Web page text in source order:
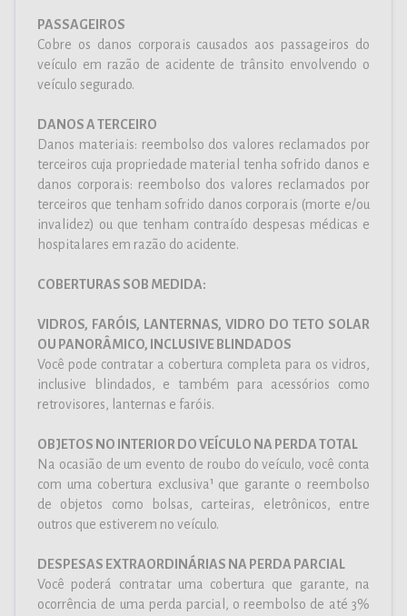
PASSAGEIROS
Cobre os danos corporais causados aos passageiros do
veículo em razão de acidente de trânsito envolvendo o
veículo segurado.
DANOS A TERCEIRO
Danos materiais: reembolso dos valores reclamados por
terceiros cuja propriedade material tenha sofrido danos e
danos corporais: reembolso dos valores reclamados por
terceiros que tenham sofrido danos corporais (morte e/ou
invalidez) ou que tenham contraído despesas médicas e
hospitalares em razão do acidente.
COBERTURAS SOB MEDIDA:
VIDROS, FARÓIS, LANTERNAS, VIDRO DO TETO SOLAR
OU PANORÂMICO, INCLUSIVE BLINDADOS
Você pode contratar a cobertura completa para os vidros,
inclusive blindados, e também para acessórios como
retrovisores, lanternas e faróis.
OBJETOS NO INTERIOR DO VEÍCULO NA PERDA TOTAL
Na ocasião de um evento de roubo do veículo, você conta
com uma cobertura exclusiva¹ que garante o reembolso
de objetos como bolsas, carteiras, eletrônicos, entre
outros que estiverem no veículo.
DESPESAS EXTRAORDINÁRIAS NA PERDA PARCIAL
Você poderá contratar uma cobertura que garante, na
ocorrência de uma perda parcial, o reembolso de até 3%